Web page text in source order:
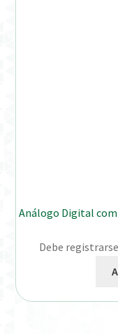
Análogo Digital
Debe